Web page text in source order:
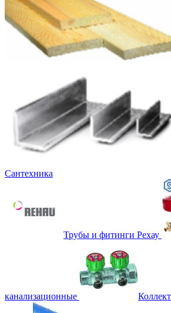
Сантехника
Трубы и фитинги Рехау
канализационные